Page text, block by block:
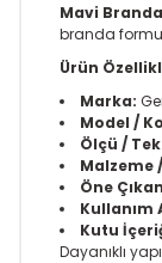
Mavi
branda
Ürün
Marka:
Model /
Ölçü /
Malzeme /
Öne
Kullanım
Kutu
Dayanıklı